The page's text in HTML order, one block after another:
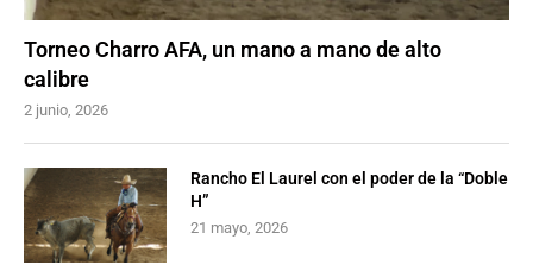
Torneo Charro AFA, un mano a mano de alto
calibre
2 junio, 2026
Rancho El Laurel con el poder de la “Doble
H”
21 mayo, 2026